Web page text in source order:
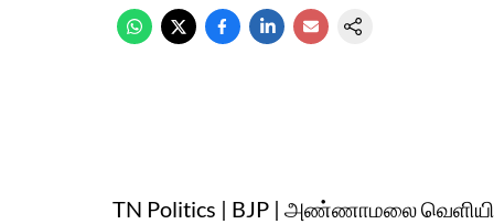
TN Politics | BJP | அண்ணாமலை